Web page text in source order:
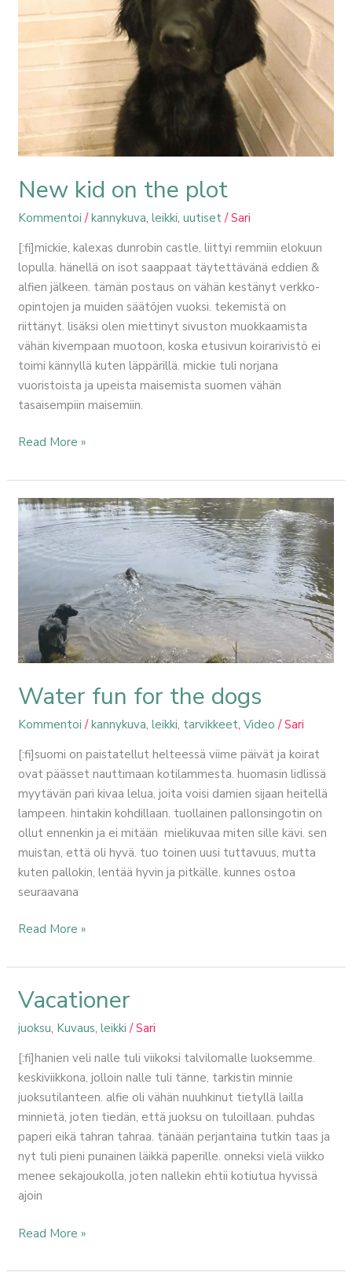
New kid on the plot
Kommentoi /kannykuva,leikki,uutiset /Sari
[:fi]mickie, kalexas dunrobin castle, liittyi remmiin elokuun
lopulla. hänellä on isot saappaat täytettävänä eddien &
alfien jälkeen. tämän postaus on vähän kestänyt verkko-
opintojen ja muiden säätöjen vuoksi. tekemistä on
riittänyt. lisäksi olen miettinyt sivuston muokkaamista
vähän kivempaan muotoon, koska etusivun koirarivistö ei
toimi kännyllä kuten läppärillä. mickie tuli norjana
vuoristoista ja upeista maisemista suomen vähän
tasaisempiin maisemiin.
Read More »
Water fun for the dogs
Kommentoi /kannykuva,leikki, tarvikkeet,Video /Sari
[:fi]suomi on paistatellut helteessä viime päivät ja koirat
ovat päässet nauttimaan kotilammesta. huomasin lidlissä
myytävän pari kivaa lelua, joita voisi damien sijaan heitellä
lampeen. hintakin kohdillaan. tuollainen pallonsingotin on
ollut ennenkin ja ei mitään mielikuvaa miten sille kävi. sen
muistan, että oli hyvä. tuo toinen uusi tuttavuus, mutta
kuten pallokin, lentää hyvin ja pitkälle. kunnes ostoa
seuraavana
Water
fun
for
dogs
Read More »
Vacationer
juoksu, Kuvaus,leikki /Sari
[:fi]hanien veli nalle tuli viikoksi talvilomalle luoksemme.
keskiviikkona, jolloin nalle tuli tänne, tarkistin minnie
juoksutilanteen. alfie oli vähän nuuhkinut tietyllä lailla
minnietä, joten tiedän, että juoksu on tuloillaan. puhdas
paperi eikä tahran tahraa. tänään perjantaina tutkin taas ja
nyt tuli pieni punainen läikkä paperille. onneksi vielä viikko
menee sekajoukolla, joten nallekin ehtii kotiutua hyvissä
ajoin
Vacationer
Read More »